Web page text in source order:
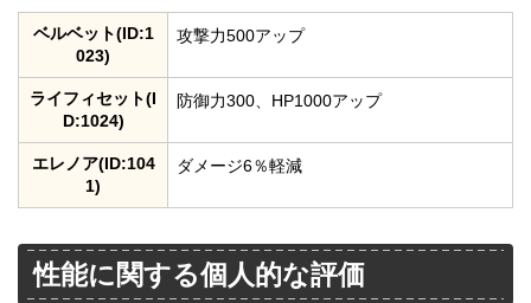
ベルベット(ID:1
023)
攻撃力500アップ
ライフィセット(I
D:1024)
防御力300、HP1000アップ
エレノア(ID:104
1)
ダメージ6％軽減
性能に関する個人的な評価